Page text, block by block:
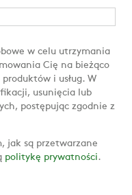
w celu utrzymania
Cię na bieżąco
i usług. W
usunięcia lub
postępując zgodnie z
jak są przetwarzane
politykę prywatności.